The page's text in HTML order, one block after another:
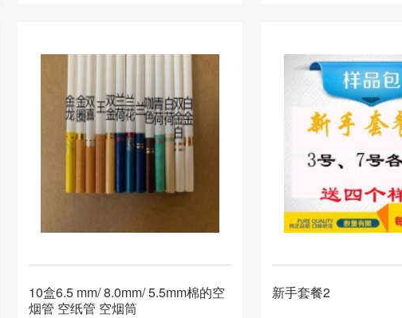
10盒6.5 mm/ 8.0mm/ 5.5mm棉的空
烟管 空纸管 空烟筒
新手套餐2